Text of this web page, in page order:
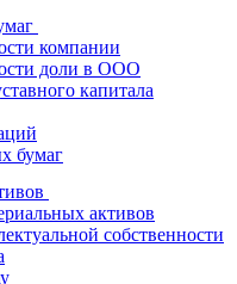
компании
доли в ООО
капитала
бумаг
активов
собственности